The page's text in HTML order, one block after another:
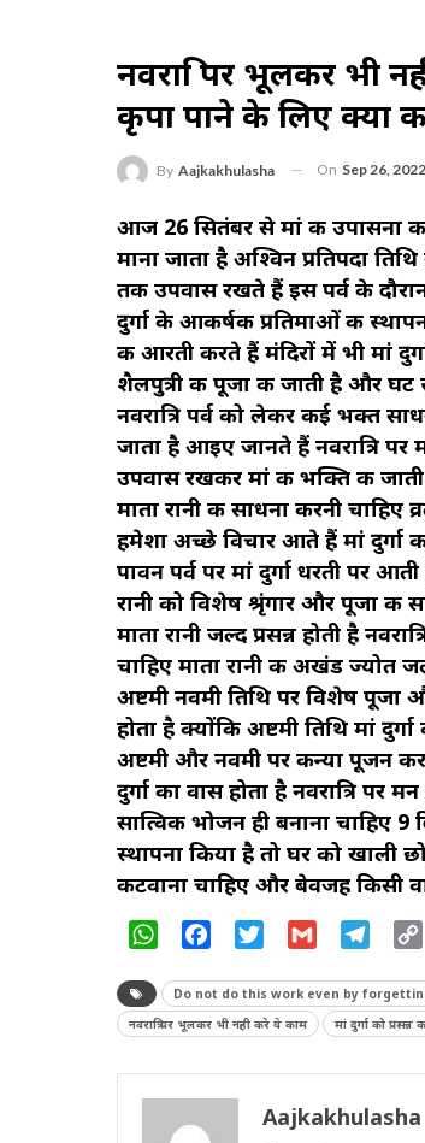
नवरात्रि पर भूलकर भी
कृपा पाने के लिए क्या
By Aajkakhulasha On Sep 26, 2022
आज 26 सितंबर से मां की उपासना का
माना जाता है अश्विन प्रतिपदा
तक उपवास रखते हैं इस पर्व के
दुर्गा के आकर्षक प्रतिमाओं की
की आरती करते हैं मंदिरों में भी मां
शैलपुत्री की पूजा की जाती है और
नवरात्रि पर्व को लेकर कई भक्त
जाता है आइए जानते हैं नवरात्रि पर
उपवास रखकर मां की भक्ति की
माता रानी की साधना करनी
हमेशा अच्छे विचार आते हैं मां दुर्गा
पावन पर्व पर मां दुर्गा धरती पर
रानी को विशेष श्रृंगार और पूजा की
माता रानी जल्द प्रसन्न होती है
चाहिए माता रानी की अखंड ज्योत
अष्टमी नवमी तिथि पर विशेष
होता है क्योंकि अष्टमी तिथि मां
अष्टमी और नवमी पर कन्या पूजन
दुर्गा का वास होता है नवरात्रि पर
सात्विक भोजन ही बनाना चाहिए
स्थापना किया है तो घर को खाली
कटवाना चाहिए और बेवजह किसी
WhatsAppFacebookTwitter Gmail
Do not do this work even by
नवरात्रि पर भूलकर भी नही करे ये काम
मां दुर्गा को
Aajkakhulasha